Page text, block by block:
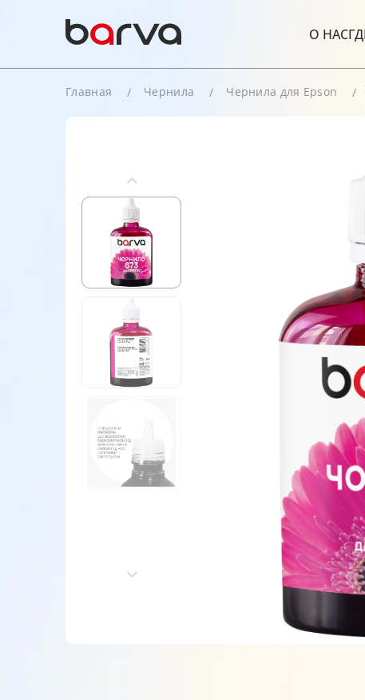
О НАС
Главная Чернила Чернила для Epson